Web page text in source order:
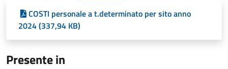
COSTI personale a t.determinato per sito anno
2024 (337,94 KB)
Presente in